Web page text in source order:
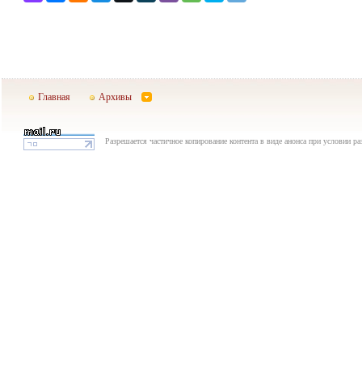
Главная Архивы
Разрешается частичное копирование контента в виде анонса при условии